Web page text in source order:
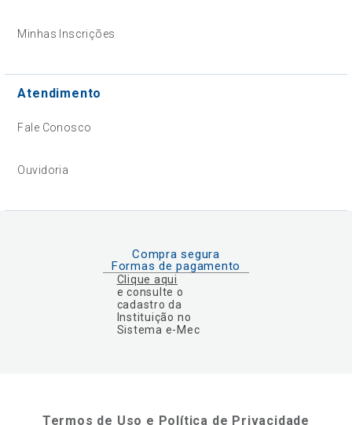
Minhas Inscrições
Atendimento
Fale Conosco
Ouvidoria
Compra segura
Formas de pagamento
Clique aqui
e consulte o
cadastro da
Instituição no
Sistema e-Mec
Termos de Uso e Política de Privacidade